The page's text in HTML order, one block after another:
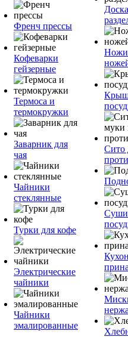
Френч прессы
Кофеварки
гейзерные
Термоса и
термокружки
Заварник для
чая
Чайники
стеклянные
Турки для кофе
Электрические
чайники
Чайники
эмалированные
Доска
Сито